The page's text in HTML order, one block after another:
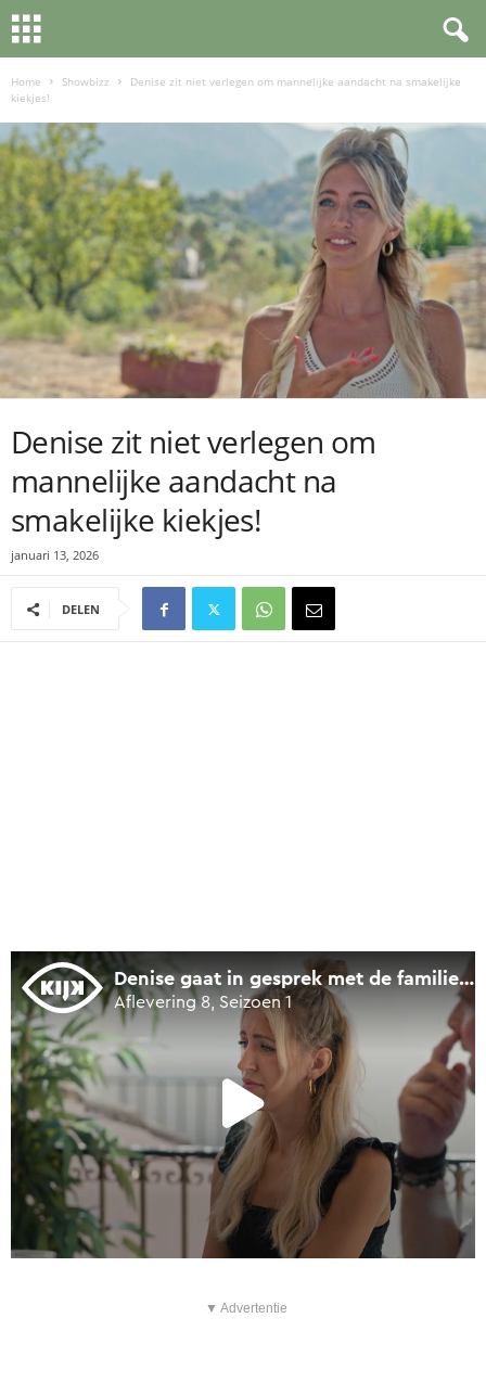
Home Showbizz
Denise zit niet verlegen om mannelijke aandacht na smakelijke
kiekjes!
Denise zit niet verlegen om
mannelijke aandacht na
smakelijke kiekjes!
januari 13, 2026
DELEN
▼ Advertentie